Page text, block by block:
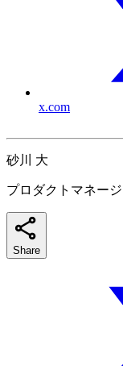
x.com
砂川 大
プロダクトマネー
Share